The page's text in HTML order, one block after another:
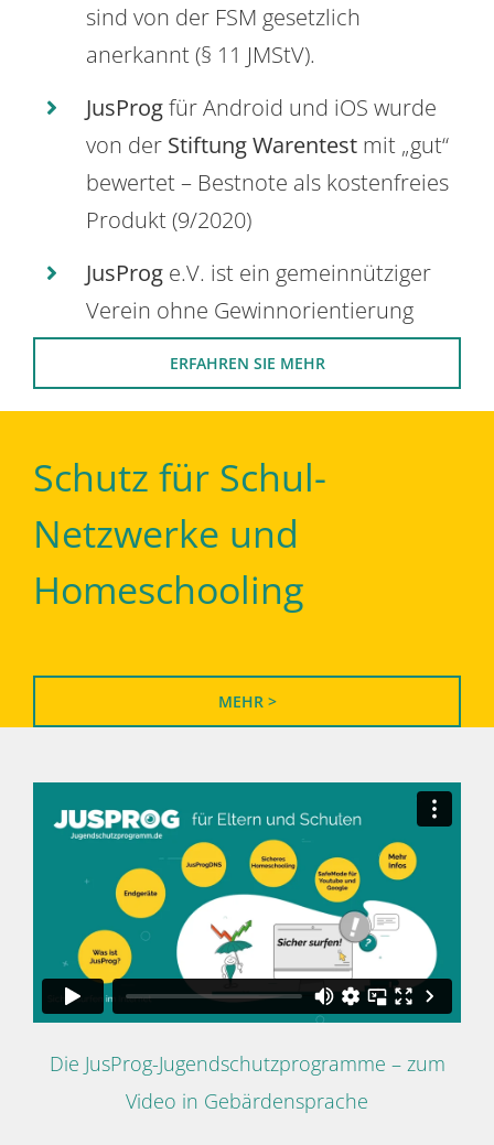
sind von der FSM gesetzlich
anerkannt (§ 11 JMStV).
JusProgfür Android und iOS wurde
von der Stiftung Warentest mit „gut“
bewertet – Bestnote als kostenfreies
Produkt (9/2020)
JusProg e.V. ist ein gemeinnütziger
Verein ohne Gewinnorientierung
ERFAHREN SIE MEHR
Schutz für Schul-
Netzwerke und
Homeschooling
MEHR >
Die JusProg-Jugendschutzprogramme – zum
Video in Gebärdensprache